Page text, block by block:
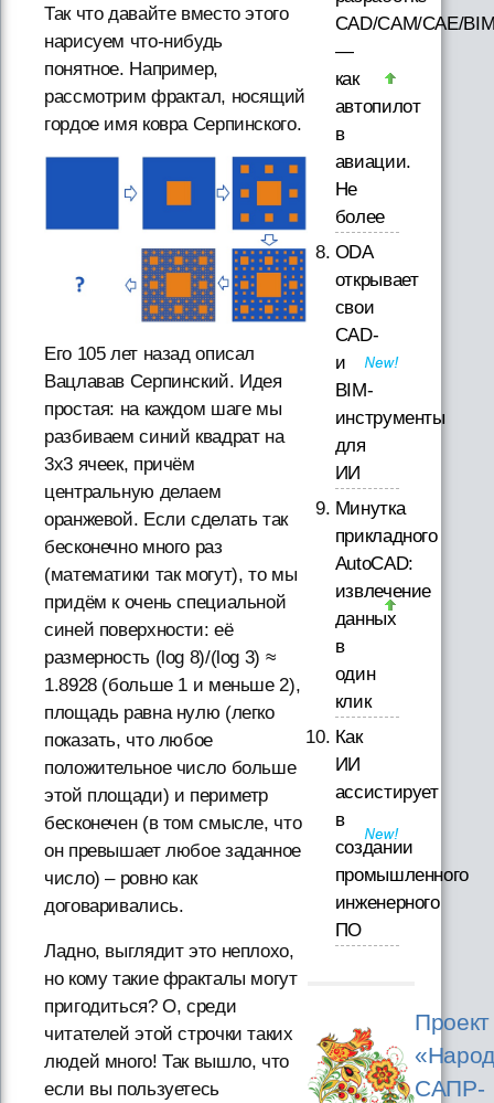
Так что давайте вместо этого
нарисуем что-нибудь
понятное. Например,
рассмотрим фрактал, носящий
гордое имя ковра Серпинского.
Его 105 лет назад описал
Вацлавав Серпинский. Идея
простая: на каждом шаге мы
разбиваем синий квадрат на
3х3 ячеек, причём
центральную делаем
оранжевой. Если сделать так
бесконечно много раз
(математики так могут), то мы
придём к очень специальной
синей поверхности: её
размерность (log 8)/(log 3) ≈
1.8928 (больше 1 и меньше 2),
площадь равна нулю (легко
показать, что любое
положительное число больше
этой площади) и периметр
бесконечен (в том смысле, что
он превышает любое заданное
число) – ровно как
договаривались.
Ладно, выглядит это неплохо,
но кому такие фракталы могут
пригодиться? О, среди
читателей этой строчки таких
людей много! Так вышло, что
если вы пользуетесь
CAD/CAM/CAE/
—
как
автопилот
в
авиации.
Не
более
ODA
открывает
свои
CAD-
и
BIM-
инструменты
для
ИИ
Минутка
прикладного
AutoCAD:
извлечение
данных
в
один
клик
Как
ИИ
ассистирует
в
создании
промышленного
инженерного
ПО
Проект
САПР-